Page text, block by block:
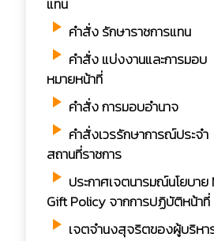
play_arrow คำสั่ง รักษาราชการแทน
play_arrow คำสั่ง แบ่งงานและการมอบ
หมายหน้าที่
play_arrow คำสั่ง การมอบอำนาจ
play_arrow คำสั่งเวรรักษาการณ์ประจำ
สถานที่ราชการ
play_arrow ประกาศเจตนารมณ์นโยบาย
Gift Policy จากการปฏิบัติหน้าที่
play_arrow เจตจำนงสุจริตของผู้บริหา